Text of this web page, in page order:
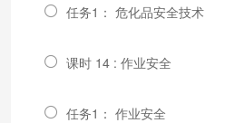
任务1： 危化品安全技术
课时 14 : 作业安全
任务1： 作业安全